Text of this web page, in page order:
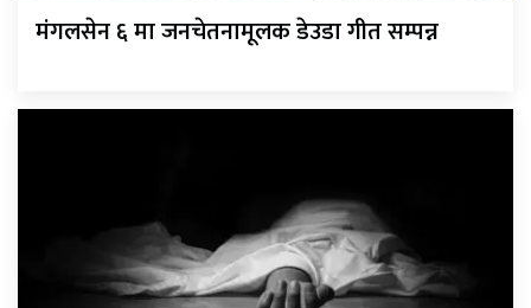
मंगलसेन ६ मा जनचेतनामूलक डेउडा गीत सम्पन्न